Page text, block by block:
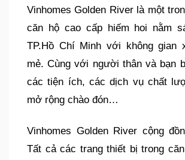
Vinhomes Golden River là một
căn hộ cao cấp hiếm hoi nằm
TP.Hồ Chí Minh với không gian
mẻ. Cùng với người thân và bạn
các tiện ích, các dịch vụ chất
mở rộng chào đón…
Vinhomes Golden River cộng
Tất cả các trang thiết bị trong